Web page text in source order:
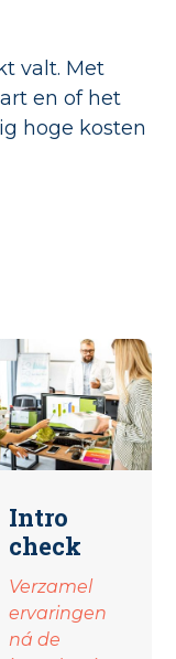
valt. Met
en of het
hoge kosten
Intro
check
Verzamel
ervaringen
ná de